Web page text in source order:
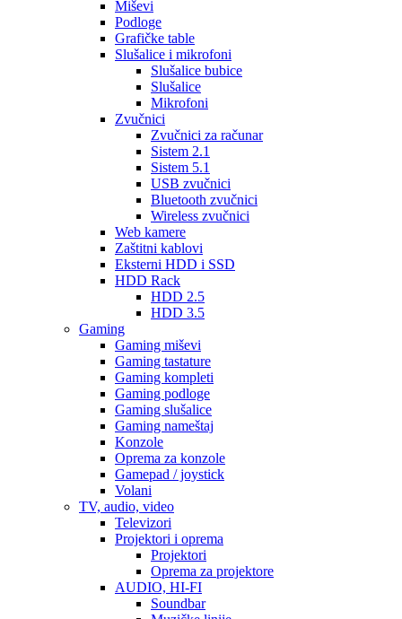
Miševi
Podloge
Grafičke table
Slušalice i mikrofoni
Slušalice bubice
Slušalice
Mikrofoni
Zvučnici
Zvučnici za računar
Sistem 2.1
Sistem 5.1
USB zvučnici
Bluetooth zvučnici
Wireless zvučnici
Web kamere
Zaštitni kablovi
Eksterni HDD i SSD
HDD Rack
HDD 2.5
HDD 3.5
Gaming
Gaming miševi
Gaming tastature
Gaming kompleti
Gaming podloge
Gaming slušalice
Gaming nameštaj
Konzole
Oprema za konzole
Gamepad / joystick
Volani
TV, audio, video
Televizori
Projektori i oprema
Projektori
Oprema za projektore
AUDIO, HI-FI
Soundbar